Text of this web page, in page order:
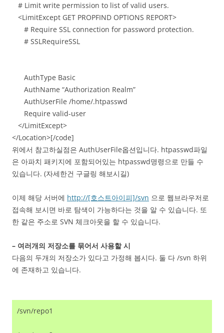
# Limit write permission to list of valid users.
<LimitExcept GET PROPFIND OPTIONS REPORT>
# Require SSL connection for password protection.
# SSLRequireSSL
AuthType Basic
AuthName “Authorization Realm”
AuthUserFile /home/.htpasswd
Require valid-user
</LimitExcept>
</Location>[/code]
위에서 참고하실점은 AuthUserFile옵션입니다. htpasswd파일
은 아파치 패키지에 포함되어있는 htpasswd명령으로 만들 수
있습니다. (자세한건 구글링 해보시길)
이제 해당 서버에 http://[호스트아이피]/svn 으로 웹브라우저로
접속해 보시면 바로 탐색이 가능하다는 것을 알 수 있습니다. 또
한 같은 주소로 SVN 체크아웃을 할 수 있습니다.
– 여러개의 저장소를 묶어서 사용할 시
다음의 두개의 저장소가 있다고 가정해 봅시다. 둘 다 /svn 하위
에 존재하고 있습니다.
/svn/repo1